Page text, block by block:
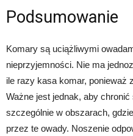
Podsumowanie
Komary są uciążliwymi
nieprzyjemności. Nie ma
ile razy kasa komar, ponieważ
Ważne jest jednak, aby
szczególnie w obszarach,
przez te owady. Noszenie